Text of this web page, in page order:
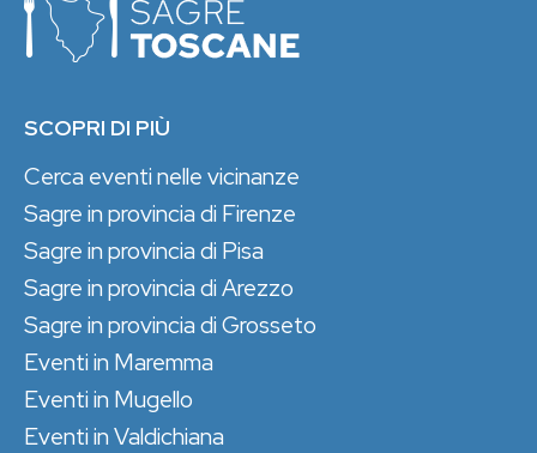
SCOPRI DI PIÙ
Cerca eventi nelle vicinanze
Sagre in provincia di Firenze
Sagre in provincia di Pisa
Sagre in provincia di Arezzo
Sagre in provincia di Grosseto
Eventi in Maremma
Eventi in Mugello
Eventi in Valdichiana